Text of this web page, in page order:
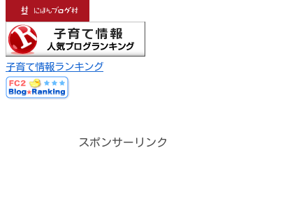
子育て情報ランキング
スポンサーリンク